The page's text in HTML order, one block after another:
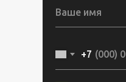
+7